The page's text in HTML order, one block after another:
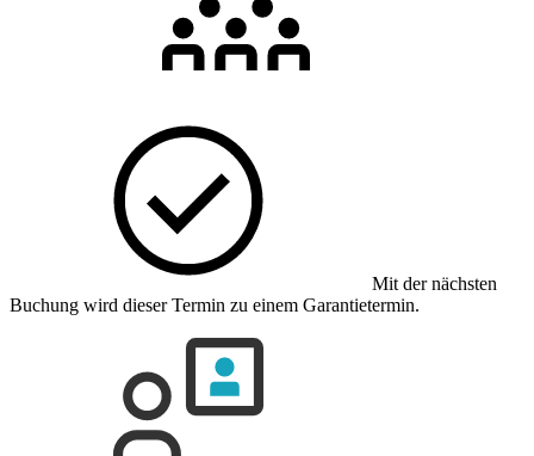
Mit der nächsten
Buchung wird dieser Termin zu einem Garantietermin.